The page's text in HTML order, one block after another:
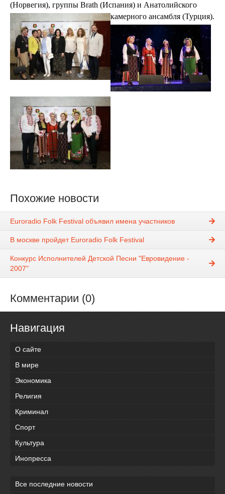
(Норвегия), группы Brath (Испания) и Анатолийского
камерного ансамбля (Турция).
Похожие новости
Euroradio Folk Festival объявил имена участников
В москве пройдет Euroradio Folk Festival
Конкурс Исполнителей Детской Песни "Евровидение -
2007"
Комментарии (0)
Навигация
О сайте
В мире
Экономика
Религия
Криминал
Спорт
Культура
Инопресса
Все последние новости